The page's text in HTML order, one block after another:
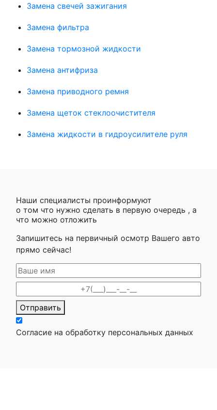
Замена свечей зажигания
Замена фильтра
Замена тормозной жидкости
Замена антифриза
Замена приводного ремня
Замена щеток стеклоочистителя
Замена жидкости в гидроусилителе руля
Наши специалисты проинформуют
о том что нужно сделать в первую очередь , а
что можно отложить
Запишитесь на первичный осмотр Вашего авто
прямо сейчас!
Отправить
Согласие на обработку персональных данных